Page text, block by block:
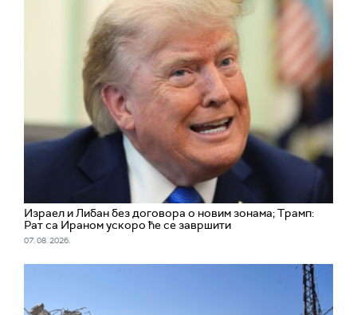
Израел и Либан без договора о новим зонама; Трамп:
Рат са Ираном ускоро ће се завршити
07. 08. 2026.